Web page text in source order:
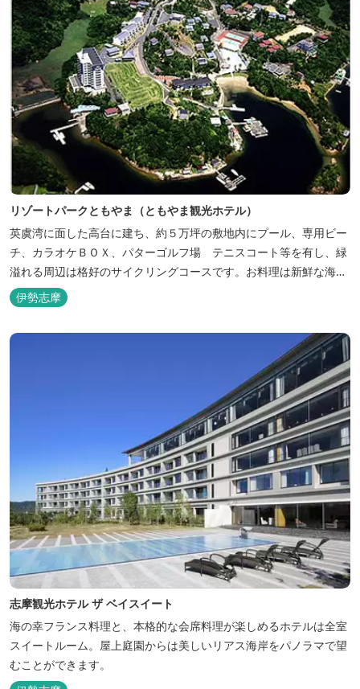
リゾートパークともやま（ともやま観光ホテル）
英虞湾に面した高台に建ち、約５万坪の敷地内にプール、専用ビー
チ、カラオケＢＯＸ、パターゴルフ場 テニスコート等を有し、緑
溢れる周辺は格好のサイクリングコースです。お料理は新鮮な海の
幸をふんだんに使用する荒磯焼、活造会席、伊勢海老残酷鍋会席、
松茸料理（秋）等グルメ志向の方に好評です。夏には野外バーベキ
伊勢志摩
志摩観光ホテル ザ ベイスイート
海の幸フランス料理と、本格的な会席料理が楽しめるホテルは全室
スイートルーム。屋上庭園からは美しいリアス海岸をパノラマで望
むことができます。